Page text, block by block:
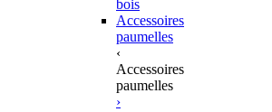
bois
Accessoires
paumelles
‹
Accessoires
paumelles
›